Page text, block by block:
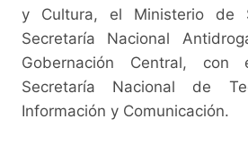
y Cultura, el Ministerio de
Secretaría Nacional
Gobernación Central,
Secretaría Nacional de
Información y Comunicación.